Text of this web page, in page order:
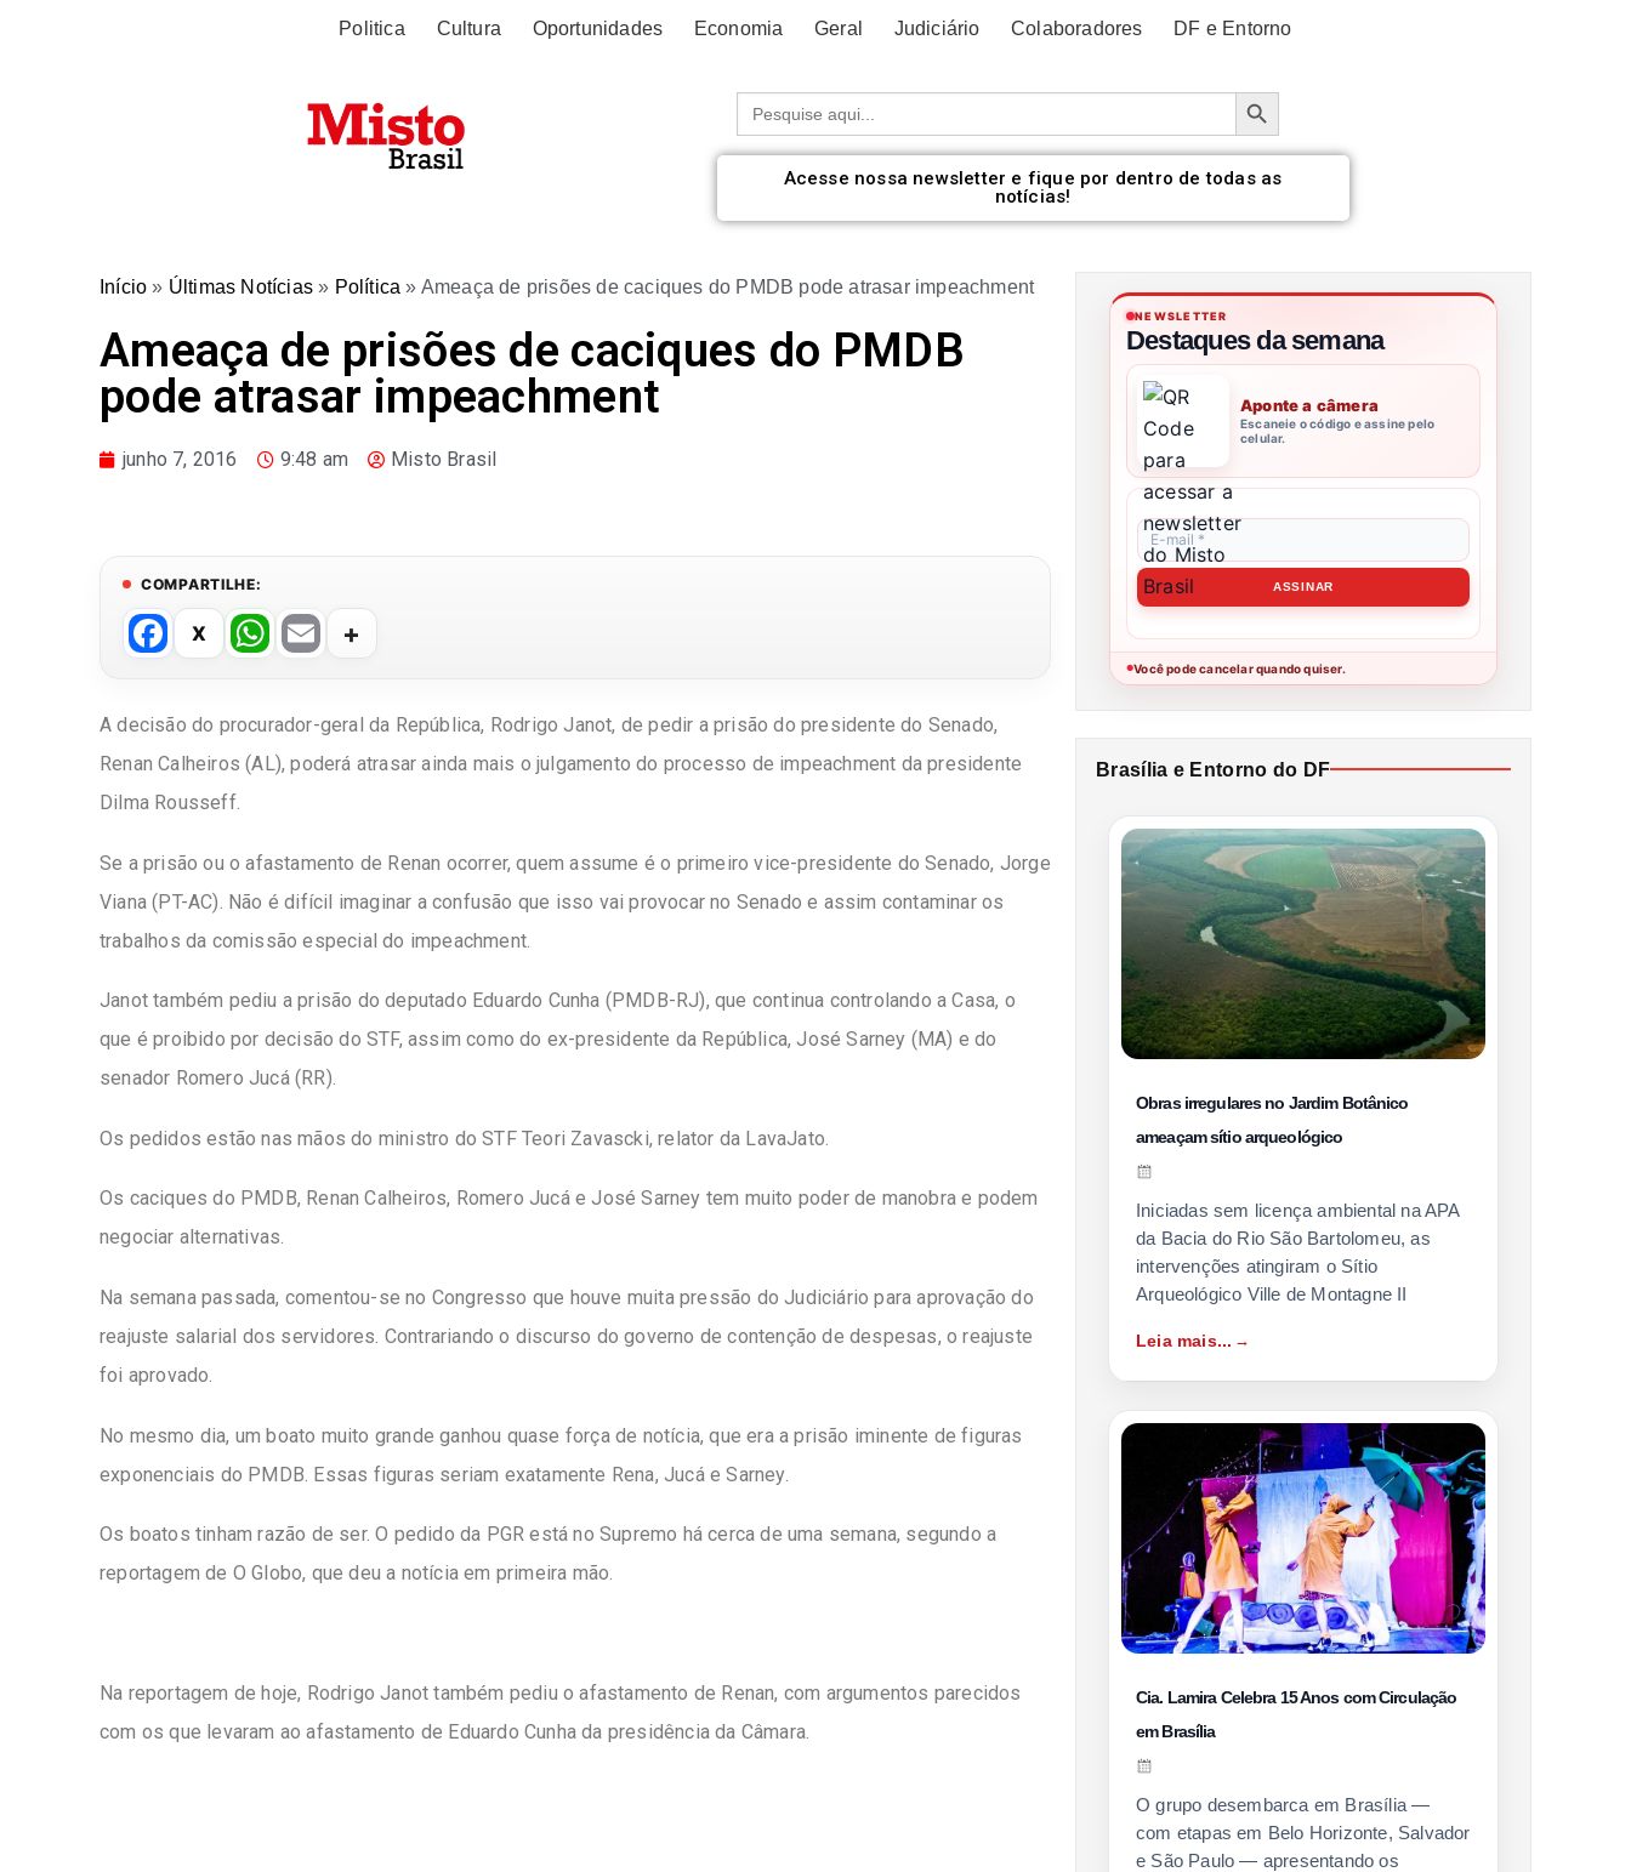
Politica Cultura Oportunidades Economia Geral Judiciário Colaboradores DF e Entorno
Procurar: Botão de pesquisa
Acesse nossa newsletter e fique por dentro de todas as
notícias!
Início » Últimas Notícias » Política » Ameaça de prisões de caciques do PMDB pode atrasar impeachment
Ameaça de prisões de caciques do PMDB
pode atrasar impeachment
junho 7, 2016 9:48 am Misto Brasil
COMPARTILHE:
F
a
c
e
b
o
k
W
h
at
s
A
p
E
ail
A decisão do procurador-geral da República, Rodrigo Janot, de pedir a prisão do presidente do Senado,
Renan Calheiros (AL), poderá atrasar ainda mais o julgamento do processo de impeachment da presidente
Dilma Rousseff.
Se a prisão ou o afastamento de Renan ocorrer, quem assume é o primeiro vice-presidente do Senado, Jorge
Viana (PT-AC). Não é difícil imaginar a confusão que isso vai provocar no Senado e assim contaminar os
trabalhos da comissão especial do impeachment.
Janot também pediu a prisão do deputado Eduardo Cunha (PMDB-RJ), que continua controlando a Casa, o
que é proibido por decisão do STF, assim como do ex-presidente da República, José Sarney (MA) e do
senador Romero Jucá (RR).
Os pedidos estão nas mãos do ministro do STF Teori Zavascki, relator da LavaJato.
Os caciques do PMDB, Renan Calheiros, Romero Jucá e José Sarney tem muito poder de manobra e podem
negociar alternativas.
Na semana passada, comentou-se no Congresso que houve muita pressão do Judiciário para aprovação do
reajuste salarial dos servidores. Contrariando o discurso do governo de contenção de despesas, o reajuste
foi aprovado.
No mesmo dia, um boato muito grande ganhou quase força de notícia, que era a prisão iminente de figuras
exponenciais do PMDB. Essas figuras seriam exatamente Rena, Jucá e Sarney.
Os boatos tinham razão de ser. O pedido da PGR está no Supremo há cerca de uma semana, segundo a
reportagem de O Globo, que deu a notícia em primeira mão.
Na reportagem de hoje, Rodrigo Janot também pediu o afastamento de Renan, com argumentos parecidos
com os que levaram ao afastamento de Eduardo Cunha da presidência da Câmara.
NEWSLETTER
Destaques da semana
Aponte a câmera
Escaneie o código e assine pelo
celular.
●Você pode cancelar quando quiser.
Brasília e Entorno do DF
Obras irregulares no Jardim Botânico
ameaçam sítio arqueológico
Iniciadas sem licença ambiental na APA
da Bacia do Rio São Bartolomeu, as
intervenções atingiram o Sítio
Arqueológico Ville de Montagne II
Leia mais...
Cia. Lamira Celebra 15 Anos com Circulação
em Brasília
O grupo desembarca em Brasília —
com etapas em Belo Horizonte, Salvador
e São Paulo — apresentando os